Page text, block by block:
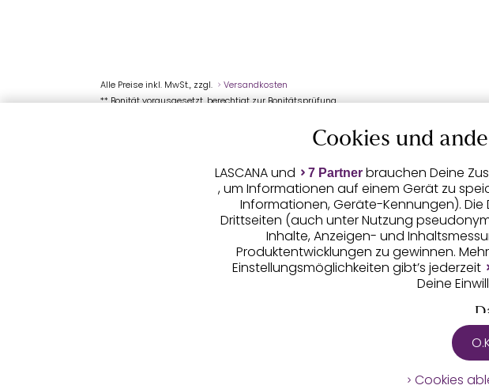
Alle Preise inkl. MwSt., zzgl.
Versandkosten
** Bonität vorausgesetzt, berechtigt zur Bonitätsprüfung
Cookies und
LASCANA und 7 Partner brauchen Deine
, um Informationen auf einem Gerät zu
Informationen, Geräte-Kennungen).
Drittseiten (auch unter Nutzung
Inhalte, Anzeigen- und
Produktentwicklungen zu gewinnen.
Einstellungsmöglichkeiten gibt’s jederzeit
Deine
LASCANA arbeitet mit Partnern
Cookies